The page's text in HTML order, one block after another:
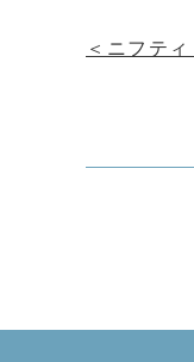
＜ニフティ